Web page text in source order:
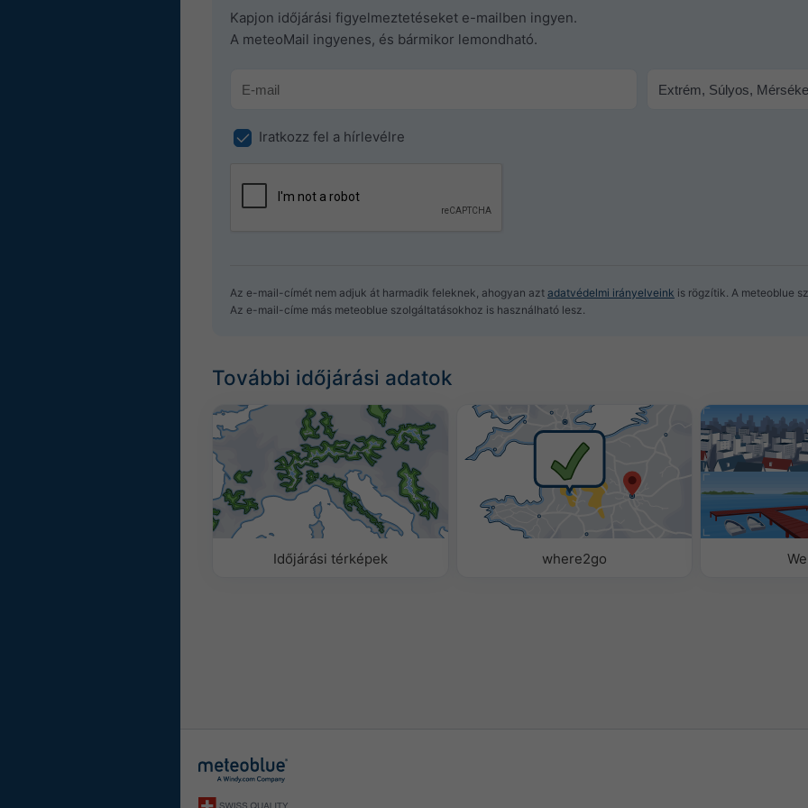
Kapjon időjárási figyelmeztetéseket e-mailben ingyen.
A meteoMail ingyenes, és bármikor lemondható.
Iratkozz fel a hírlevélre
Az e-mail-címét nem adjuk át harmadik feleknek, ahogyan azt adatvédelmi irányelveink is rögzítik. A meteoblue
Az e-mail-címe más meteoblue szolgáltatásokhoz is használható lesz.
További időjárási adatok
Időjárási térképek where2go